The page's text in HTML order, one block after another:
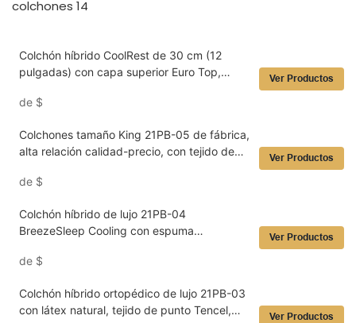
Colchón híbrido CoolRest de 30 cm (12
pulgadas) con capa superior Euro Top,
de primera calidad y soporte de muelles
popular y transpirable.
de $
Ver Productos
Colchones tamaño King 21PB-05 de fábrica,
alta relación calidad-precio, con tejido de
de muelles ensacados y gran confort para
de $
Ver Productos
Colchón híbrido de lujo 21PB-04
BreezeSleep Cooling con espuma
seda de hielo y sistema de soporte
zonas. Fabricante
de $
Ver Productos
Colchón híbrido ortopédico de lujo 21PB-03
con látex natural, tejido de punto Tencel,
Ver Productos